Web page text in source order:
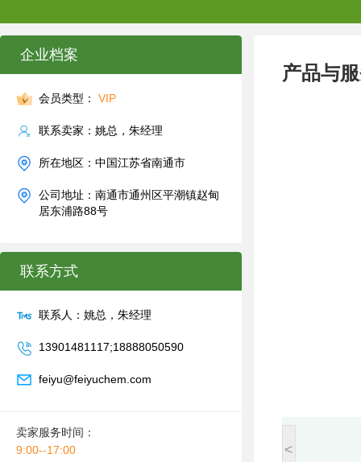
企业档案
会员类型： VIP
联系卖家：姚总，朱经理
所在地区：中国江苏省南通市
公司地址：南通市通州区平潮镇赵甸
居东浦路88号
联系方式
联系人：姚总，朱经理
13901481117;18888050590
feiyu@feiyuchem.com
卖家服务时间：
9:00--17:00
产品与
<